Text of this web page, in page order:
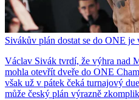
Sivákův plán dostat se do ONE je
Václav Sivák tvrdí, že výhra nad
mohla otevřít dveře do ONE
však už v pátek čeká turnajový
může český plán výrazně